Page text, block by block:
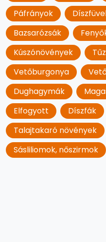
Páfrányok
Bazsarózsák
Kúszónövények
Vetőburgonya
Dughagymák
Elfogyott
Díszfák
Talajtakaró növények
Sásliliomok, nőszirmok